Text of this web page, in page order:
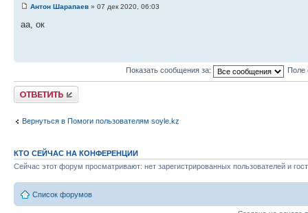
Антон Шарапаев » 07 дек 2020, 06:03
аа, ок
Показать сообщения за: Поле
Ответить
Вернуться в Помоги пользователям soyle.kz
КТО СЕЙЧАС НА КОНФЕРЕНЦИИ
Сейчас этот форум просматривают: нет зарегистрированных пользователей и
Список форумов